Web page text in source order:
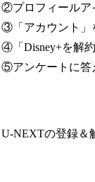
②プロフィールア
③「アカウント」
④「Disney+を解
⑤アンケートに答
U-NEXTの登録＆